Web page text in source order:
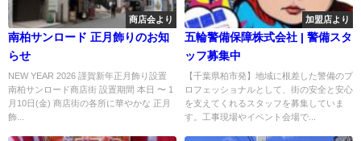
商店会より
南柏サンロード 正月飾りのお知
らせ
NEW YEAR 2026 謹賀新年正月飾り設置
南柏サンロード商店街 設置期間 本日 〜 1
月10日(金) 商店街の各所に華やかな 正月
飾...
加盟店より
五輪警備保障株式会社 | 警備スタ
ッフ募集中
【千葉県柏市発】地域に根差した警備のプ
ロフェッショナルとして、街の安全と安心
を支えてくれるスタッフを募集していま
す。工事現場やイベント会場で...